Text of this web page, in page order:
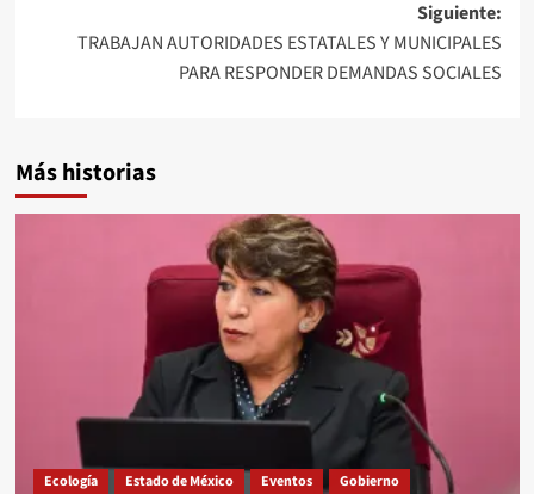
Siguiente:
TRABAJAN AUTORIDADES ESTATALES Y MUNICIPALES
PARA RESPONDER DEMANDAS SOCIALES
Más historias
Ecología Estado de México Eventos Gobierno